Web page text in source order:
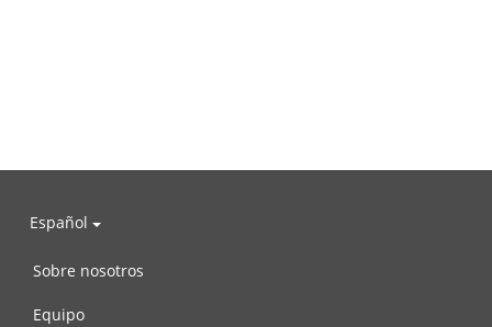
Español
Sobre nosotros
Equipo